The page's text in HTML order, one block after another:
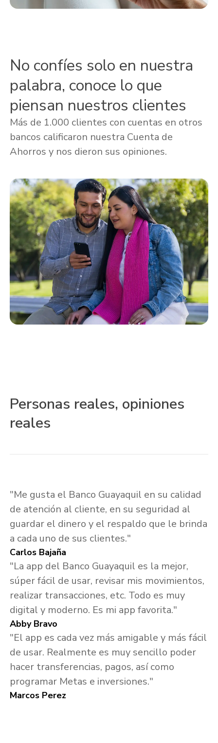
No confíes solo en nuestra
palabra, conoce lo que
piensan nuestros clientes
Más de 1.000 clientes con cuentas en otros
bancos calificaron nuestra Cuenta de
Ahorros y nos dieron sus opiniones.
Personas reales, opiniones
reales
"Me gusta el Banco Guayaquil en su calidad
de atención al cliente, en su seguridad al
guardar el dinero y el respaldo que le brinda
a cada uno de sus clientes."
Carlos Bajaña
"La app del Banco Guayaquil es la mejor,
súper fácil de usar, revisar mis movimientos,
realizar transacciones, etc. Todo es muy
digital y moderno. Es mi app favorita."
Abby Bravo
"El app es cada vez más amigable y más fácil
de usar. Realmente es muy sencillo poder
hacer transferencias, pagos, así como
programar Metas e inversiones."
Marcos Perez